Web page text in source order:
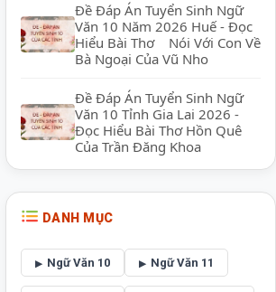
Đề Đáp Án Tuyển Sinh Ngữ
Văn 10 Năm 2026 Huế - Đọc
Hiểu Bài Thơ Nói Với Con Về
Bà Ngoại Của Vũ Nho
Đề Đáp Án Tuyển Sinh Ngữ
Văn 10 Tỉnh Gia Lai 2026 -
Đọc Hiểu Bài Thơ Hồn Quê
Của Trần Đăng Khoa
DANH MỤC
Ngữ Văn 10 Ngữ Văn 11